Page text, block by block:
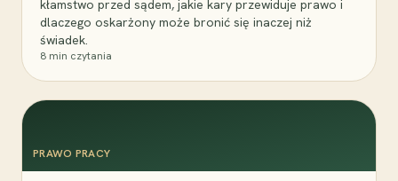
kłamstwo przed sądem, jakie kary przewiduje prawo i
dlaczego oskarżony może bronić się inaczej niż
świadek.
8 min czytania
PRAWO PRACY